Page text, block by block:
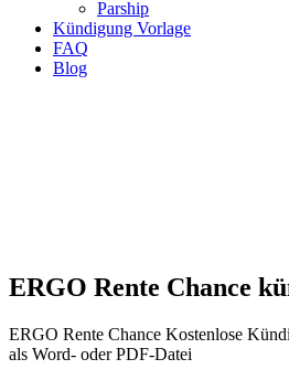
Parship
Kündigung Vorlage
FAQ
Blog
ERGO Rente Chance
ERGO Rente Chance Kostenlose
als Word- oder PDF-Datei